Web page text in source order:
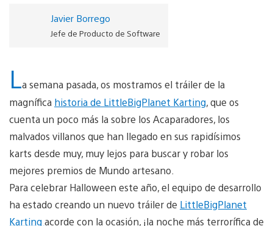
Javier Borrego
Jefe de Producto de Software
La semana pasada, os mostramos el tráiler de la
magnífica historia de LittleBigPlanet Karting, que os
cuenta un poco más la sobre los Acaparadores, los
malvados villanos que han llegado en sus rapidísimos
karts desde muy, muy lejos para buscar y robar los
mejores premios de Mundo artesano.
Para celebrar Halloween este año, el equipo de desarrollo
ha estado creando un nuevo tráiler de LittleBigPlanet
Karting acorde con la ocasión, ¡la noche más terrorífica de